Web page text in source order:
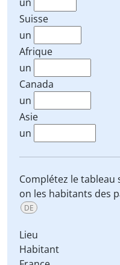
Suisse
un
Afrique
un
Canada
un
Asie
un
Complétez le
on les habitants des
DE
Lieu
Habitant